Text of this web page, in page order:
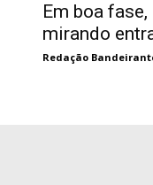
Em boa
mirando
Redação